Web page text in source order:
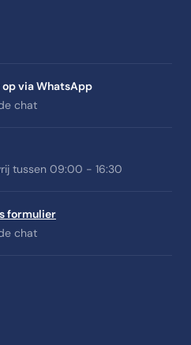
via WhatsApp
chat
tussen 09:00 - 16:30
formulier
chat